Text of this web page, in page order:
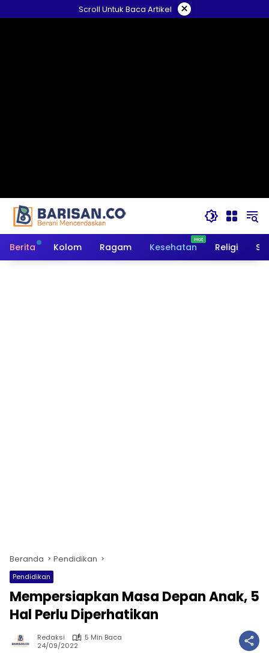
ke
Scroll Untuk Baca Artikel ×
Berita Kolom Ragam Kesehatan Religi
Beranda Pendidikan
Pendidikan
Mempersiapkan Masa Depan Anak, 5
Hal Perlu Diperhatikan
Redaksi
5 Min Baca
24/09/2022